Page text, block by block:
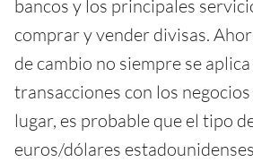
bancos y los principales
comprar y vender divisas.
de cambio no siempre se
transacciones con los
lugar, es probable que el tipo
euros/dólares